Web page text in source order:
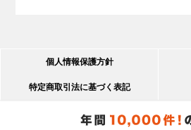
個人情報保護方針
特定商取引法に基づく表記